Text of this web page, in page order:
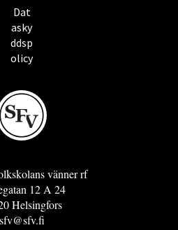
Dat
asky
ddsp
olicy
vänner rf
12 A 24
Helsingfors
sfv@sfv.fi